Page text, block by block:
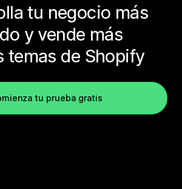
tu negocio más
y vende más
temas de Shopify
tu prueba gratis